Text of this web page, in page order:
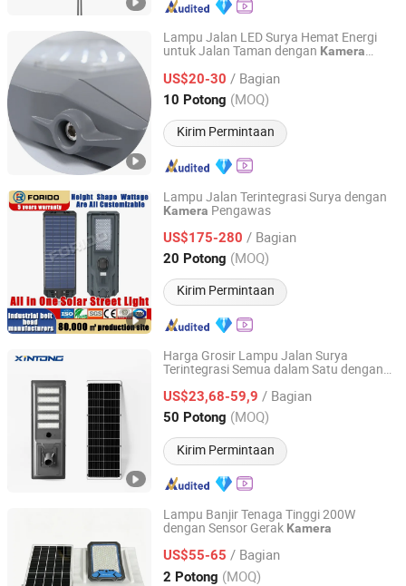
Lampu Jalan LED Surya Hemat Energi
untuk Jalan Taman dengan Kamera
US$20-30 / Bagian
10 Potong (MOQ)
Kirim Permintaan
Jiangsu Shixin Electric Group Co., Ltd.
Jiangsu, China Harga mulai 2013
Lampu Jalan Terintegrasi Surya dengan
Kamera Pengawas
US$175-280 / Bagian
20 Potong (MOQ)
Kirim Permintaan
Yangzhou Forido Photoelectric Technology Co., Ltd.
Jiangsu, China Harga mulai 2024
Harga Grosir Lampu Jalan Surya
Terintegrasi Semua dalam Satu dengan
DilengkapiKamera
US$23,68-59,9 / Bagian
50 Potong (MOQ)
Kirim Permintaan
Yangzhou Xintong Transport Equipment Group Co., Ltd.
Jiangsu, China Harga mulai 2019
Lampu Banjir Tenaga Tinggi 200W
dengan Sensor Gerak Kamera
US$55-65 / Bagian
2 Potong (MOQ)
Sichuan Haoyuan Deju Technology Co., Ltd.
Sichuan, China Harga mulai 2025